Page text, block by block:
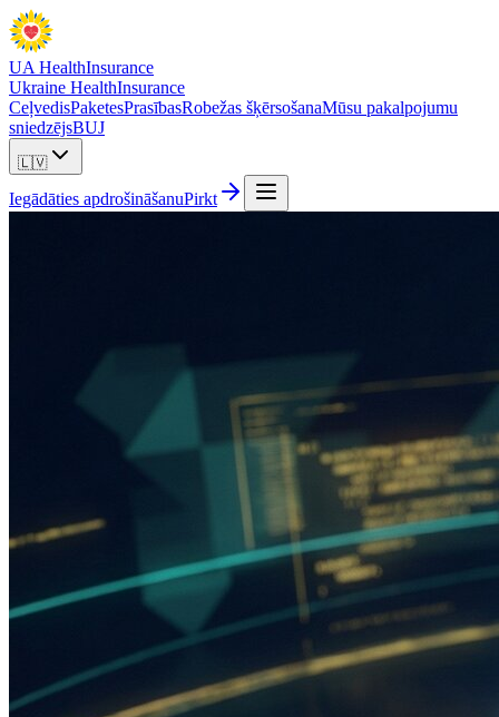
UA HealthInsurance
Ukraine HealthInsurance
CeļvedisPaketesPrasībasRobežas šķērsošanaMūsu pakalpojumu
sniedzējsBUJ
🇱🇻
Iegādāties apdrošināšanuPirkt